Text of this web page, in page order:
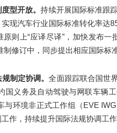
度型开放。持续开展国际标准跟
现汽车行业国际标准转化率达
则上“应译尽译”，加快发布
制修订中，同步提出相应国际标
规制定协调。全面跟踪联合国世
国义务及自动驾驶与网联车辆
与环境非正式工作组（EVE
作，持续提升国际法规协调工作